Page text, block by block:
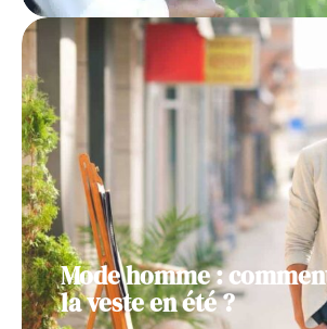
Mode homme :
la veste en été ?